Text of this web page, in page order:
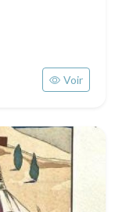
Voir